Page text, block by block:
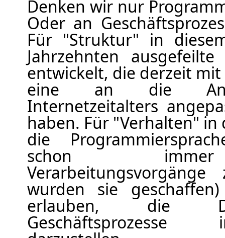
Denken wir nur
Oder an
Für "Struktur" in
Jahrzehnten
entwickelt, die derzeit mit
eine an die
Internetzeitalters
haben. Für "Verhalten" in
die
schon
wurden sie
erlauben, die